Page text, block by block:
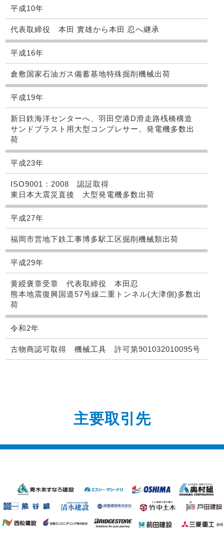
平成10年
代表取締役 本田 實雄から本田 忍へ継承
平成16年
倉敷国家石油ガス備蓄基地特殊掘削機械出荷
平成19年
新日鉄海洋センターへ、羽田空港D滑走路桟橋構造
サンドブラスト用大型コンプレサー、発電機多数出
荷
平成23年
ISO9001：2008 認証取得
東日本大震災直後 大型発電機多数出荷
平成27年
福岡市営地下鉄工事博多駅工区掘削機械類出荷
平成29年
黄綬褒章受章 代表取締役 本田忍
熊本地震復興国道57号線二重トンネル(大津側)多数出
荷
令和2年
古物商認可取得 機械工具 許可第901032010095号
主要取引先